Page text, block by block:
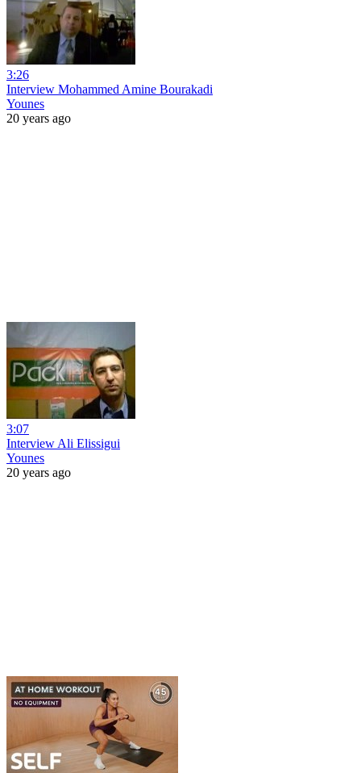
3:26
Interview Mohammed Amine Bourakadi
Younes
20 years ago
3:07
Interview Ali Elissigui
Younes
20 years ago